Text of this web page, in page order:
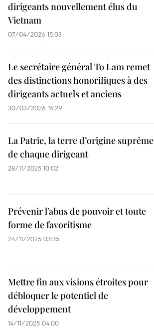
dirigeants nouvellement élus du
Vietnam
07/04/2026 15:03
Le secrétaire général To Lam remet
des distinctions honorifiques à des
dirigeants actuels et anciens
30/03/2026 15:29
La Patrie, la terre d’origine suprême
de chaque dirigeant
28/11/2025 10:02
Prévenir l’abus de pouvoir et toute
forme de favoritisme
24/11/2025 03:35
Mettre fin aux visions étroites pour
débloquer le potentiel de
développement
14/11/2025 04:00